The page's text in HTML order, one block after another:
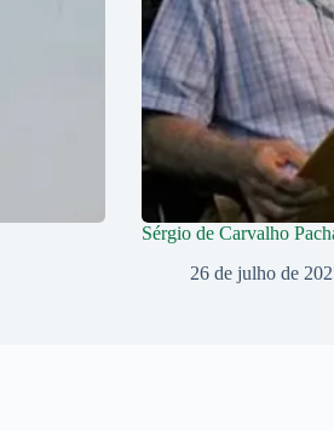
Sérgio de Carvalho
26 de julho de